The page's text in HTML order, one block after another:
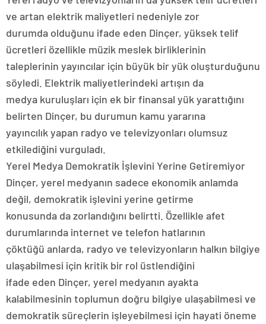
ve artan elektrik maliyetleri nedeniyle zor
durumda olduğunu ifade eden Dinçer, yüksek telif
ücretleri özellikle müzik meslek birliklerinin
taleplerinin yayıncılar için büyük bir yük oluşturduğunu
söyledi. Elektrik maliyetlerindeki artışın da
medya kuruluşları için ek bir finansal yük yarattığını
belirten Dinçer, bu durumun kamu yararına
yayıncılık yapan radyo ve televizyonları olumsuz
etkilediğini vurguladı.
Yerel Medya Demokratik İşlevini Yerine Getiremiyor
Dinçer, yerel medyanın sadece ekonomik anlamda
değil, demokratik işlevini yerine getirme
konusunda da zorlandığını belirtti. Özellikle afet
durumlarında internet ve telefon hatlarının
çöktüğü anlarda, radyo ve televizyonların halkın bilgiye
ulaşabilmesi için kritik bir rol üstlendiğini
ifade eden Dinçer, yerel medyanın ayakta
kalabilmesinin toplumun doğru bilgiye ulaşabilmesi ve
demokratik süreçlerin işleyebilmesi için hayati öneme